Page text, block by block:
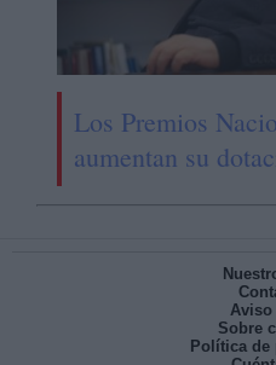
Los Premios
aumentan su
Aviso
Sobre
Política de